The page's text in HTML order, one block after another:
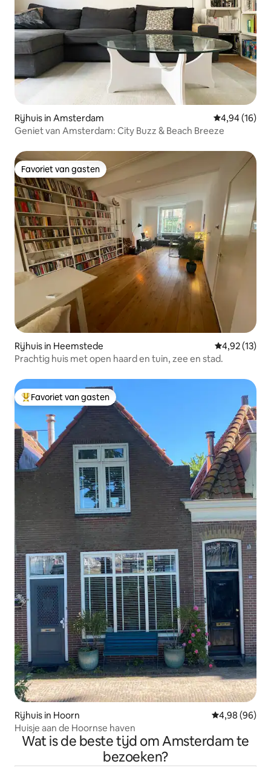
Rijhuis in Amsterdam Gemiddelde
4,94 (16)
Geniet van Amsterdam: City Buzz & Beach Breeze
Favoriet van gasten
Favoriet van gasten
Rijhuis in Heemstede Gemiddelde
4,92 (13)
Prachtig huis met open haard en tuin, zee en stad.
Topfavoriet van gasten
Favoriet van gasten
Rijhuis in Hoorn Gemiddelde
4,98 (96)
Huisje aan de Hoornse haven
Wat is de beste tijd om Amsterdam te
bezoeken?